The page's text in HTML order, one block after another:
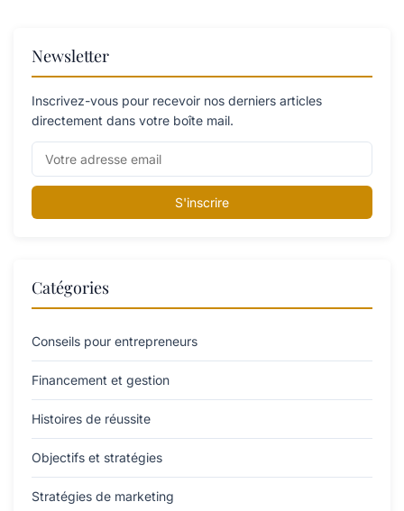
Newsletter
Inscrivez-vous pour recevoir nos derniers articles
directement dans votre boîte mail.
S'inscrire
Catégories
Conseils pour entrepreneurs
Financement et gestion
Histoires de réussite
Objectifs et stratégies
Stratégies de marketing